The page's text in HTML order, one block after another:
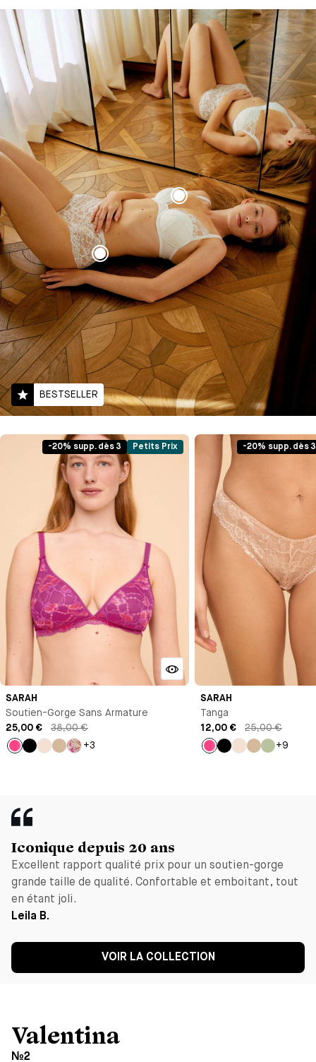
BESTSELLER
-20% supp. dès 3 Petits Prix
SARAH
Soutien-Gorge Sans Armature
25,00 €
38,00 €
+3
-20% supp. dès 3
SARAH
Tanga
12,00 €
25,00 €
+9
Iconique depuis 20 ans
Excellent rapport qualité prix pour un soutien-gorge
grande taille de qualité. Confortable et emboitant, tout
en étant joli.
Leila B.
VOIR LA COLLECTION
Valentina
№2